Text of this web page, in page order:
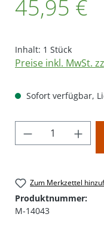
45,95 €
Inhalt: 1 Stück
Preise inkl. MwSt.
Sofort verfügbar,
Produkt
Zum Merkzettel
Produktnummer:
M-14043